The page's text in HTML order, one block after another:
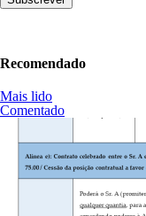
Recomendado
Mais lido
Comentado